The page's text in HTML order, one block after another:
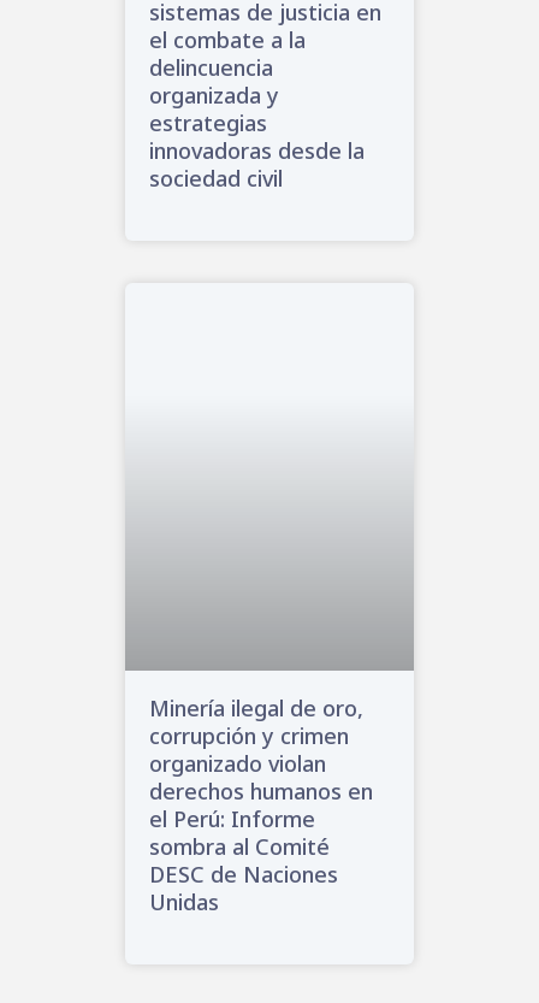
sistemas de justicia en
el combate a la
delincuencia
organizada y
estrategias
innovadoras desde la
sociedad civil
Minería ilegal de oro,
corrupción y crimen
organizado violan
derechos humanos en
el Perú: Informe
sombra al Comité
DESC de Naciones
Unidas